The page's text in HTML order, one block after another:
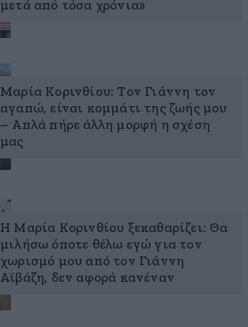
μετά από τόσα χρόνια»
Μαρία Κορινθίου: Τον Γιάννη τον
αγαπώ, είναι κομμάτι της ζωής μου
– Απλά πήρε άλλη μορφή η σχέση
μας
Η Μαρία Κορινθίου ξεκαθαρίζει: Θα
μιλήσω όποτε θέλω εγώ για τον
χωρισμό μου από τον Γιάννη
Αϊβάζη, δεν αφορά κανέναν